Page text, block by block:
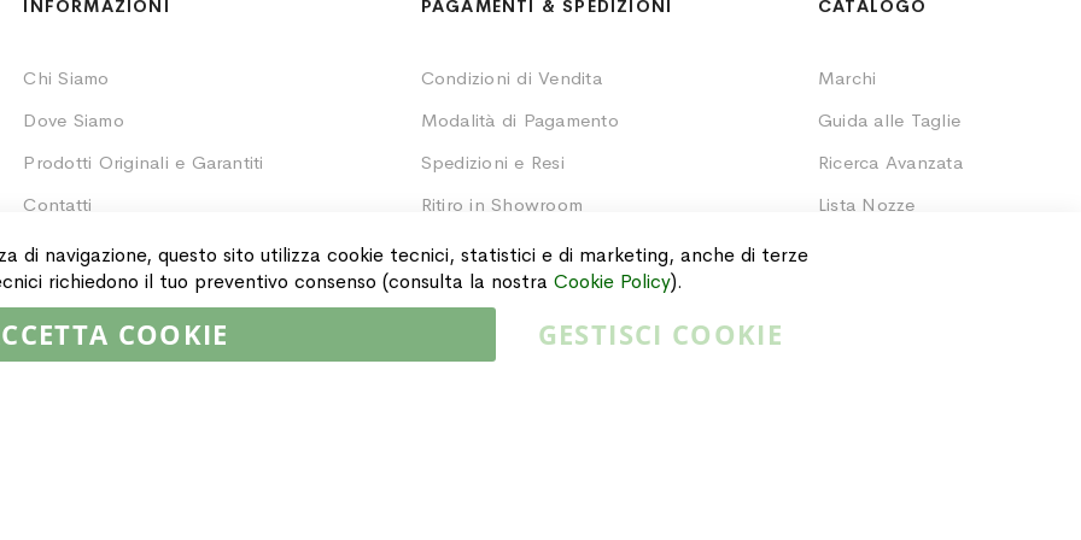
INFORMAZIONI
Chi Siamo
Dove Siamo
Prodotti Originali e Garantiti
Contatti
PAGAMENTI & SPEDIZIONI
Condizioni di Vendita
Modalità di Pagamento
Spedizioni e Resi
Ritiro in Showroom
Monitoraggio Ordini
CATALOGO
Marchi
Guida alle Taglie
Ricerca Avanzata
Lista Nozze
di navigazione, questo sito utilizza cookie tecnici, statistici e di marketing, anche di terze
richiedono il tuo preventivo consenso (consulta la nostra Cookie Policy).
COOKIE GESTISCI COOKIE